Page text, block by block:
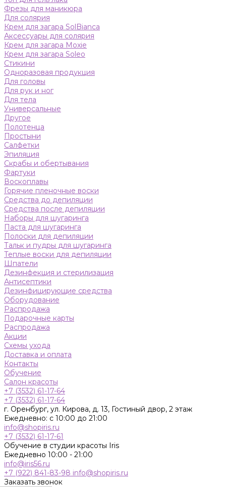
Фрезы для маникюра
Для солярия
Крем для загара SolBianca
Аксессуары для солярия
Крем для загара Moxie
Крем для загара Soleo
Стикини
Одноразовая продукция
Для головы
Для рук и ног
Для тела
Универсальные
Другое
Полотенца
Простыни
Салфетки
Эпиляция
Скрабы и обертывания
Фартуки
Воскоплавы
Горячие пленочные воски
Средства до депиляции
Средства после депиляции
Наборы для шугаринга
Паста для шугаринга
Полоски для депиляции
Тальк и пудры для шугаринга
Теплые воски для депиляции
Шпатели
Дезинфекция и стерилизация
Антисептики
Дезинфицирующие средства
Оборудование
Распродажа
Подарочные карты
Распродажа
Акции
Схемы ухода
Доставка и оплата
Контакты
Обучение
Салон красоты
+7 (3532) 61-17-64
+7 (3532) 61-17-64
г. Оренбург, ул. Кирова, д. 13, Гостиный двор, 2 этаж
Ежедневно: с 10:00 до 21:00
info@shopiris.ru
+7 (3532) 61-17-61
Обучение в студии красоты Iris
Ежедневно 10:00 - 21:00
info@iris56.ru
+7 (922) 841-83-98 info@shopiris.ru
Заказать звонок